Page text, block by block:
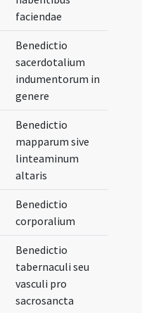
faciendae
Benedictio
sacerdotalium
indumentorum in
genere
Benedictio
mapparum sive
linteaminum
altaris
Benedictio
corporalium
Benedictio
tabernaculi seu
vasculi pro
sacrosancta